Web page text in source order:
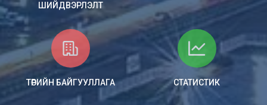
ШИЙДВЭРЛЭЛТ
ТӨРИЙН БАЙГУУЛЛАГА СТАТИСТИК